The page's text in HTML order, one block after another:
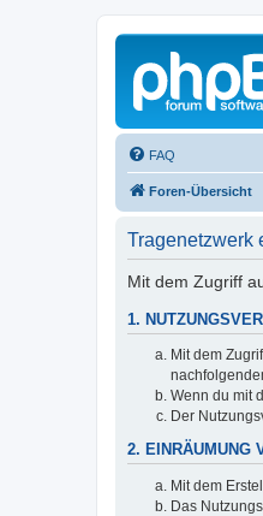
FAQ
Foren-Übersicht
Tragenetzwerk
Mit dem Zugriff
1.
Mit dem
Wenn du mit
Der
2. EINRÄUMUNG
Mit dem
Das